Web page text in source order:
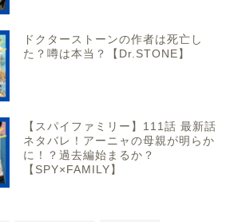
ドクターストーンの作者は死亡し
た？噂は本当？【Dr.STONE】
【スパイファミリー】111話 最新話
ネタバレ！アーニャの母親が明らか
に！？過去編始まるか？
【SPY×FAMILY】